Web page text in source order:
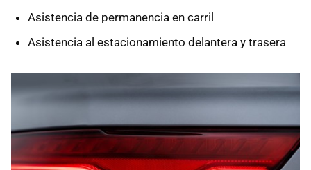
Asistencia de permanencia en carril
Asistencia al estacionamiento delantera y trasera